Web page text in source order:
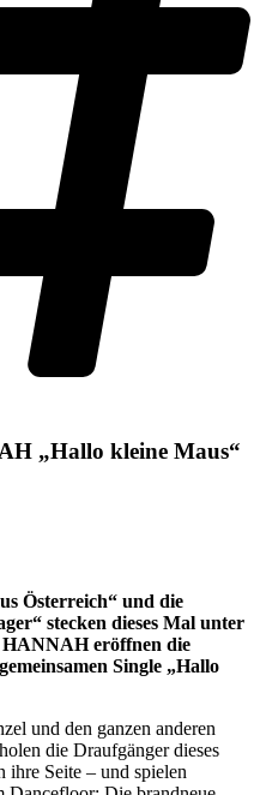
„Hallo kleine Maus“
Österreich“ und die
stecken dieses Mal unter
HANNAH eröffnen die
Single „Hallo
und den ganzen anderen
die Draufgänger dieses
Seite – und spielen